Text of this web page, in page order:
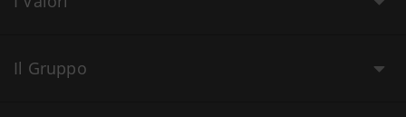
Il Gruppo